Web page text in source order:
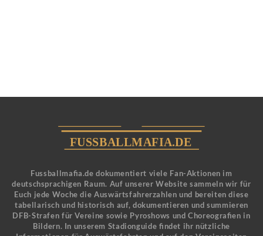
Fussballmafia.de dokumentiert viele Fan-Aktionen im
deutschsprachigen Raum. Auf unserer Website sammeln wir für
Euch jede Woche die Auswärtsfahrerzahlen und bereiten diese
tabellarisch und historisch auf, dokumentieren und summieren
DFB-Strafen für Vereine sowie Pyroshows und Choreografien in
Bildern. In unserem Stadionguide findet ihr nützliche